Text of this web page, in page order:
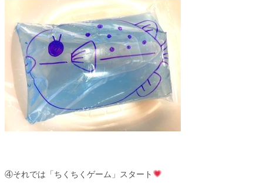
④それでは「ちくちくゲーム」スタート